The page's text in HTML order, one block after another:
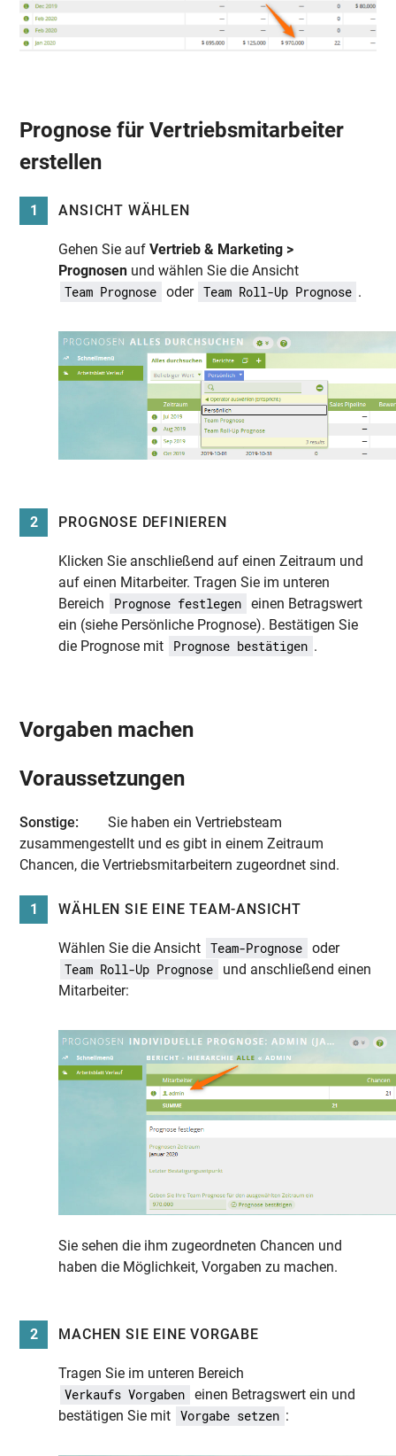
Prognose für Vertriebsmitarbeiter
erstellen
1 ANSICHT WÄHLEN
Gehen Sie aufVertrieb & Marketing >
Prognosen und wählen Sie die Ansicht
Team Prognose oder Team Roll-Up Prognose .
2 PROGNOSE DEFINIEREN
Klicken Sie anschließend auf einen Zeitraum und
auf einen Mitarbeiter. Tragen Sie im unteren
Bereich
Prognose festlegen
einen Betragswert
ein (siehe Persönliche Prognose). Bestätigen Sie
die Prognose mit
Prognose bestätigen .
Vorgaben machen
Voraussetzungen
Sonstige:
Sie haben ein Vertriebsteam
zusammengestellt und es gibt in einem Zeitraum
Chancen, die Vertriebsmitarbeitern zugeordnet sind.
1 WÄHLEN SIE EINE TEAM-ANSICHT
Wählen Sie die Ansicht Team-Prognose oder
Team Roll-Up Prognose
und anschließend einen
Mitarbeiter:
Sie sehen die ihm zugeordneten Chancen und
haben die Möglichkeit, Vorgaben zu machen.
2 MACHEN SIE EINE VORGABE
Tragen Sie im unteren Bereich
Verkaufs Vorgaben
einen Betragswert ein und
bestätigen Sie mit
Vorgabe setzen :